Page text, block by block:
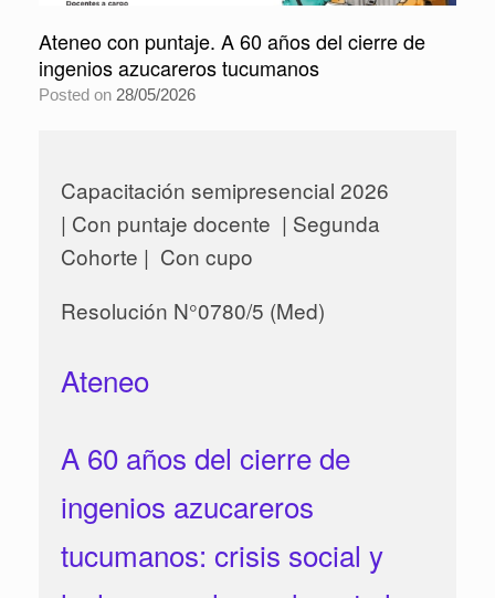
Ateneo con puntaje. A 60 años del cierre de
ingenios azucareros tucumanos
Posted on 28/05/2026
Capacitación semipresencial 2026
| Con puntaje docente | Segunda
Cohorte | Con cupo
Resolución N°0780/5 (Med)
Ateneo
A 60 años del cierre de
ingenios azucareros
tucumanos: crisis social y